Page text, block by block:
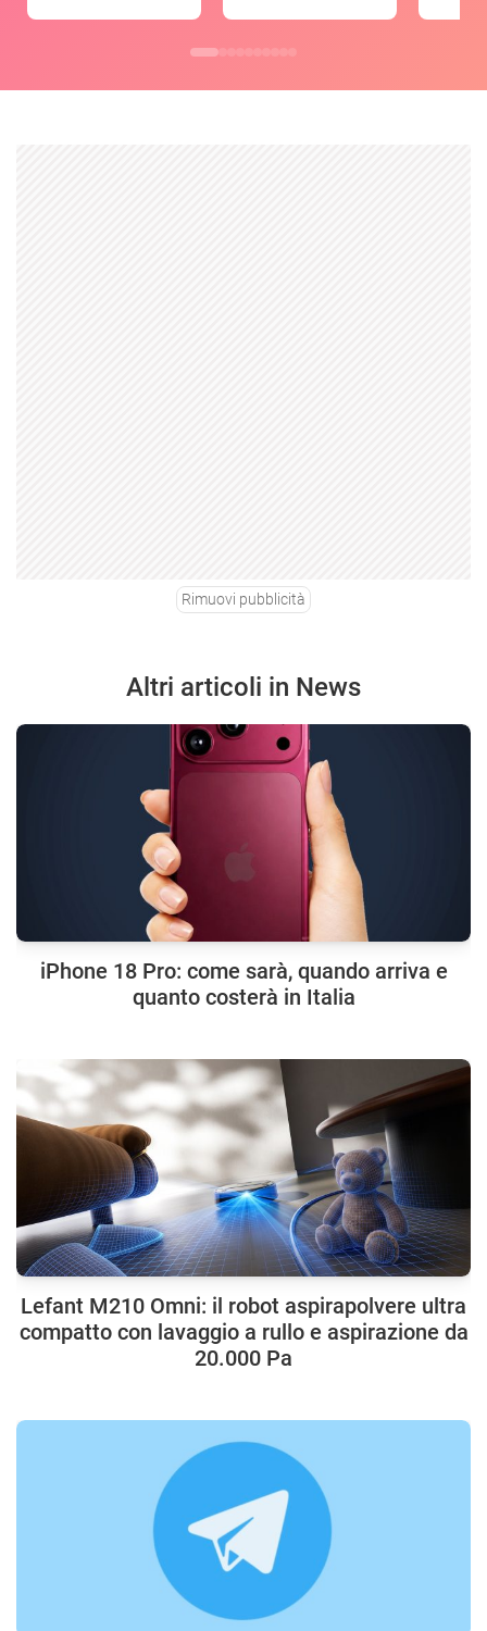
Rimuovi pubblicità
Altri articoli in News
iPhone 18 Pro: come sarà, quando arriva e
quanto costerà in Italia
Lefant M210 Omni: il robot aspirapolvere ultra
compatto con lavaggio a rullo e aspirazione da
20.000 Pa